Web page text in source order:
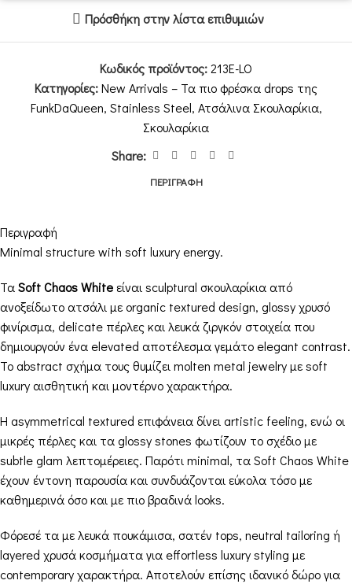
Πρόσθήκη στην λίστα επιθυμιών
Κωδικός προϊόντος:213E-LO
Κατηγορίες:New Arrivals – Τα πιο φρέσκα drops της
FunkDaQueen, Stainless Steel, Ατσάλινα Σκουλαρίκια,
Σκουλαρίκια
Share:
ΠΕΡΙΓΡΑΦΉ
Περιγραφή
Minimal structure with soft luxury energy.
ΤαSoft Chaos Whiteείναι sculptural σκουλαρίκια από
ανοξείδωτο ατσάλι με organic textured design, glossy χρυσό
φινίρισμα, delicate πέρλες και λευκά ζιργκόν στοιχεία που
δημιουργούν ένα elevated αποτέλεσμα γεμάτο elegant contrast.
Το abstract σχήμα τους θυμίζει molten metal jewelry με soft
luxury αισθητική και μοντέρνο χαρακτήρα.
Η asymmetrical textured επιφάνεια δίνει artistic feeling, ενώ οι
μικρές πέρλες και τα glossy stones φωτίζουν το σχέδιο με
subtle glam λεπτομέρειες. Παρότι minimal, τα Soft Chaos White
έχουν έντονη παρουσία και συνδυάζονται εύκολα τόσο με
καθημερινά όσο και με πιο βραδινά looks.
Φόρεσέ τα με λευκά πουκάμισα, σατέν tops, neutral tailoring ή
layered χρυσά κοσμήματα για effortless luxury styling με
contemporary χαρακτήρα. Αποτελούν επίσης ιδανικό δώρο για